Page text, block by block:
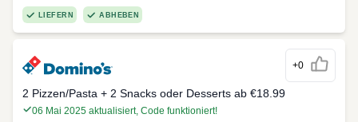
LIEFERN ABHEBEN
+0
2 Pizzen/Pasta + 2 Snacks oder Desserts ab €18.99
06 Mai 2025 aktualisiert, Code funktioniert!